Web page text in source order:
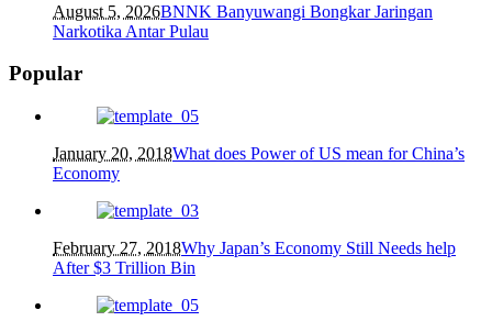
August 5, 2026BNNK Banyuwangi Bongkar Jaringan
Narkotika Antar Pulau
Popular
January 20, 2018What does Power of US mean for China’s
Economy
February 27, 2018Why Japan’s Economy Still Needs help
After $3 Trillion Bin